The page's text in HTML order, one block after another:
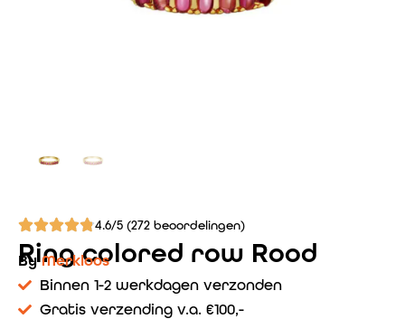
4.6/5 (272 beoordelingen)
Ring colored row Rood
ByMerkloos
Binnen 1-2 werkdagen verzonden
Gratis verzending v.a. €100,-